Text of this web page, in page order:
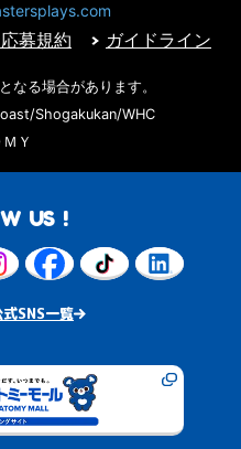
募規約 ガイドライン
なる場合があります。
Shogakukan/WHC
Ｙ
US !
SNS一覧